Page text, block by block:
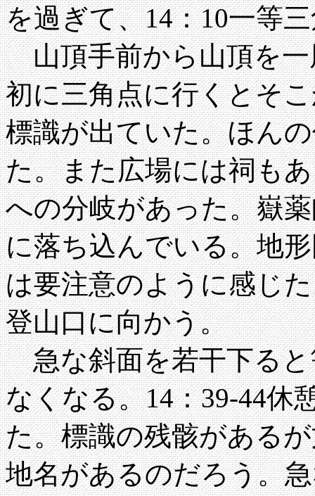
を過ぎて、14：10一等
山頂手前から山頂を一
初に三角点に行くとそ
標識が出ていた。ほん
た。また広場には祠も
への分岐があった。嶽
に落ち込んでいる。地
は要注意のように感じ
登山口に向かう。
急な斜面を若干下ると
なくなる。14：39-44休
た。標識の残骸がある
地名があるのだろう。